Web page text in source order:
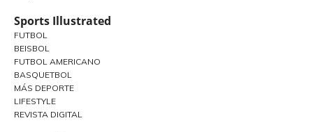
Sports Illustrated
FUTBOL
BEISBOL
FUTBOL AMERICANO
BASQUETBOL
MÁS DEPORTE
LIFESTYLE
REVISTA DIGITAL